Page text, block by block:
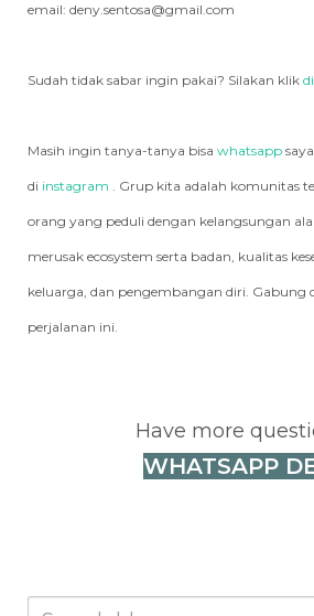
email: deny.sentosa@gmail.com
Sudah tidak sabar ingin pakai? Silakan klik
Masih ingin tanya-tanya bisa whatsapp
di instagram . Grup kita adalah komunitas
orang yang peduli dengan kelangsungan
merusak ecosystem serta badan, kualitas
keluarga, dan pengembangan diri. Gabung
perjalanan ini.
Have more
WHATSAPP